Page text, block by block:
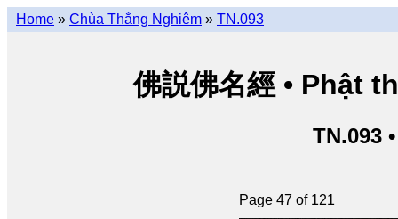
Home » Chùa Thắng Nghiêm » TN.093
佛説佛名經 • Phật
TN.093
Page 47 of 121